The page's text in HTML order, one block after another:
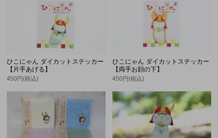
ひこにゃん ダイカットステッカー
【片手あげる】
450円(税込)
ひこにゃん ダイカットステッカー
【両手お顔の下】
450円(税込)